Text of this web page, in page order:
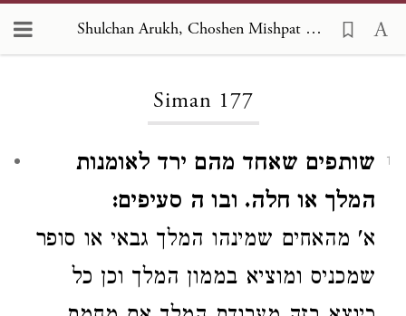
Shulchan Arukh, Choshen Mishpat 177
Siman 177
1
שותפים שאחד מהם ירד לאומנות
המלך או חלה. ובו ה סעיפים:
א' מהאחים שמינהו המלך גבאי או סופר
שמכניס ומוציא בממון המלך וכן כל